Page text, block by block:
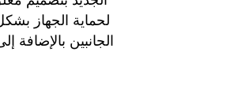
لحماية الجهاز
الجانبين